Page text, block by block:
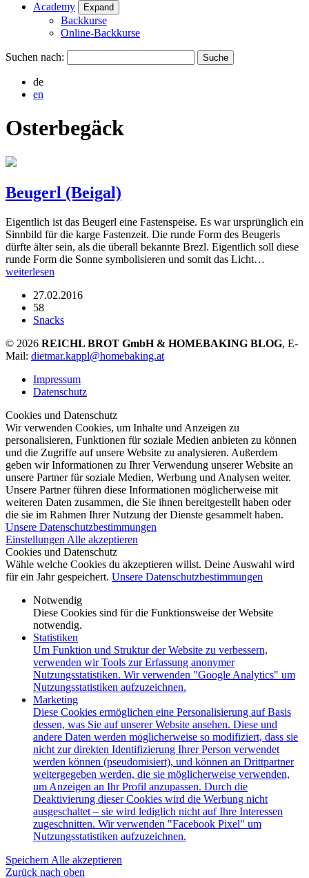
Academy
Expand
Backkurse
Online-Backkurse
Suchen nach:
de
en
Osterbegäck
Beugerl (Beigal)
Eigentlich ist das Beugerl eine Fastenspeise. Es war ursprünglich ein
Sinnbild für die karge Fastenzeit. Die runde Form des Beugerls
dürfte älter sein, als die überall bekannte Brezl. Eigentlich soll diese
runde Form die Sonne symbolisieren und somit das Licht…
weiterlesen
27.02.2016
58
Snacks
© 2026 REICHL BROT GmbH & HOMEBAKING BLOG, E-
Mail: dietmar.kappl@homebaking.at
Impressum
Datenschutz
Cookies und Datenschutz
Wir verwenden Cookies, um Inhalte und Anzeigen zu
personalisieren, Funktionen für soziale Medien anbieten zu können
und die Zugriffe auf unsere Website zu analysieren. Außerdem
geben wir Informationen zu Ihrer Verwendung unserer Website an
unsere Partner für soziale Medien, Werbung und Analysen weiter.
Unsere Partner führen diese Informationen möglicherweise mit
weiteren Daten zusammen, die Sie ihnen bereitgestellt haben oder
die sie im Rahmen Ihrer Nutzung der Dienste gesammelt haben.
Unsere Datenschutzbestimmungen
Einstellungen Alle akzeptieren
Cookies und Datenschutz
Wähle welche Cookies du akzeptieren willst. Deine Auswahl wird
für ein Jahr gespeichert. Unsere Datenschutzbestimmungen
Notwendig
Diese Cookies sind für die Funktionsweise der Website
notwendig.
Statistiken
Um Funktion und Struktur der Website zu verbessern,
verwenden wir Tools zur Erfassung anonymer
Nutzungsstatistiken. Wir verwenden "Google Analytics" um
Nutzungsstatistiken aufzuzeichnen.
Marketing
Diese Cookies ermöglichen eine Personalisierung auf Basis
dessen, was Sie auf unserer Website ansehen. Diese und
andere Daten werden möglicherweise so modifiziert, dass sie
nicht zur direkten Identifizierung Ihrer Person verwendet
werden können (pseudomisiert), und können an Drittpartner
weitergegeben werden, die sie möglicherweise verwenden,
um Anzeigen an Ihr Profil anzupassen. Durch die
Deaktivierung dieser Cookies wird die Werbung nicht
ausgeschaltet – sie wird lediglich nicht auf Ihre Interessen
zugeschnitten. Wir verwenden "Facebook Pixel" um
Nutzungsstatistiken aufzuzeichnen.
Speichern Alle akzeptieren
Zurück nach oben